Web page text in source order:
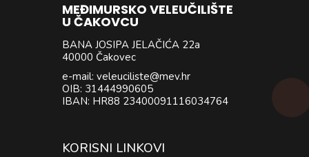
MEĐIMURSKO VELEUČILIŠTE
U ČAKOVCU
BANA JOSIPA JELAČIĆA 22a
40000 Čakovec
e-mail: veleuciliste@mev.hr
OIB: 31444990605
IBAN: HR88 23400091116034764
KORISNI LINKOVI